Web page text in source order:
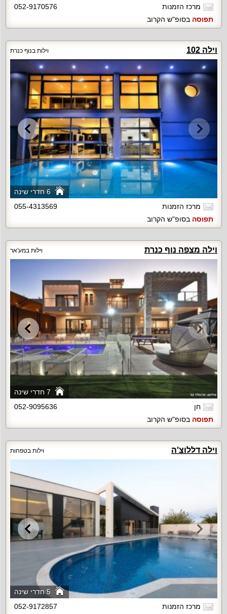
מרכז הזמנות
052-9170576
תפוסה בסופ"ש הקרוב
וילה 102 וילות בנוף כנרת
6 חדרי שינה
מרכז הזמנות
055-4313569
תפוסה בסופ"ש הקרוב
וילה מצפה נוף כנרת וילות במע'אר
7 חדרי שינה
חן
052-9095636
תפוסה בסופ"ש הקרוב
וילה דללוצ'ה וילות בטפחות
5 חדרי שינה
מרכז הזמנות
052-9172857